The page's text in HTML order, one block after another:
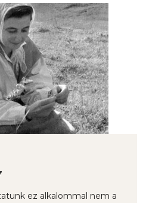
ez alkalommal nem a